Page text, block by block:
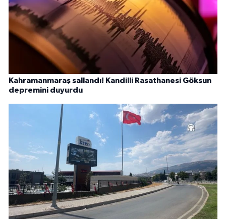
Kahramanmaraş sallandı! Kandilli Rasathanesi Göksun
depremini duyurdu